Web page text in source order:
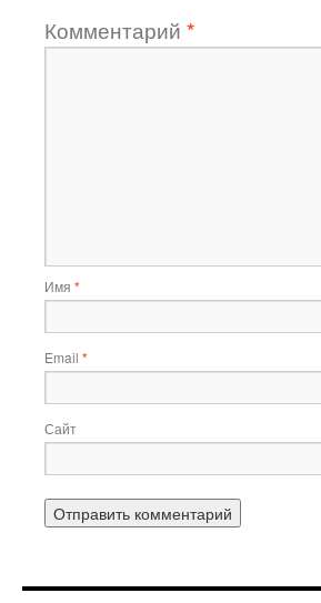
Комментарий *
Имя *
Email *
Сайт